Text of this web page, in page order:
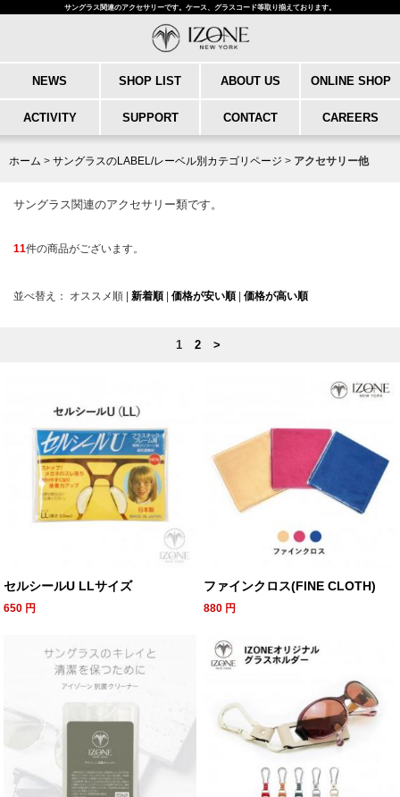
サングラス関連のアクセサリーです。ケース、グラスコード等取り揃えております。
NEWS SHOP LIST ABOUT US ONLINE SHOP
ACTIVITY SUPPORT CONTACT CAREERS
ホーム > サングラスのLABEL/レーベル別カテゴリページ > アクセサリー他
サングラス関連のアクセサリー類です。
11件の商品がございます。
並べ替え： オススメ順 新着順 価格が安い順 価格が高い順
1 2 >
セルシールU LLサイズ
650 円
ファインクロス(FINE CLOTH)
880 円